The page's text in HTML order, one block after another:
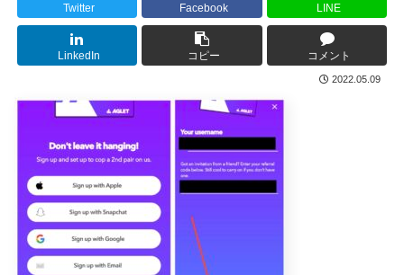
Twitter Facebook LINE
LinkedIn コピー コメント
2022.05.09